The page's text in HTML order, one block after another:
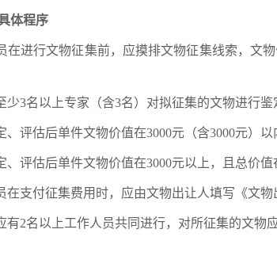
体程序
在进行文物征集前，应摸排文物征集线索，文
少3名以上专家（含3名）对拟征集的文物进行鉴
、评估后单件文物价值在3000元（含3000元）
、评估后单件文物价值在3000元以上，且总价
在支付征集费用时，应由文物出让人填写《文
有2名以上工作人员共同进行，对所征集的文